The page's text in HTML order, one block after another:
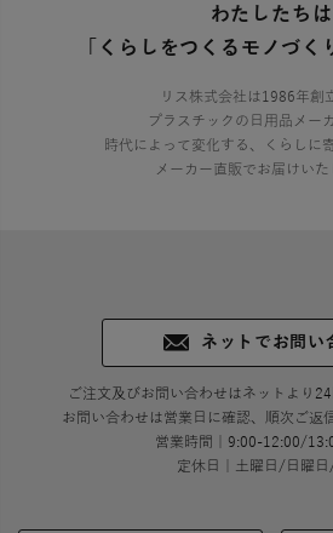
わたしたちは
「くらしをつくるモノづく
リス株式会社は1986年創
プラスチックの日用品メー
時代によって変化する、くらしに
メーカー直販でお届けいた
ネットでお問い
ご注文及びお問い合わせはネットより24
お問い合わせは営業日に確認、順次ご返
営業時間｜9:00-12:00/
定休日｜土曜日/日曜日